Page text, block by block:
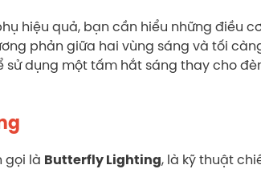
hiệu quả, bạn cần hiểu những điều
phản giữa hai vùng sáng và tối
sử dụng một tấm hắt sáng thay cho
gọi là Butterfly Lighting, là kỹ thuật